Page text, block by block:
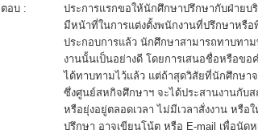
ตอบ :
ประการแรกขอให้นักศึกษาปรึกษากับฝ่าย
มีหน้าที่ในการแต่งตั้งพนักงานที่ปรึกษาหรื
ประกอบการแล้ว นักศึกษาสามารถทาบทา
งานนั้นเป็นอย่างดี โดยการเสนอชื่อหรือข
ได้ทาบทามไว้แล้ว แต่ถ้าสุดวิสัยที่นักศึกษ
ซึ่งศูนย์สหกิจศึกษาฯ จะได้ประสานงานกับ
หรือยุ่งอยู่ตลอดเวลา ไม่มีเวลาสั่งงาน หรื
ปรึกษา อาจเขียนโน้ต หรือ E-mail เพื่อนัด